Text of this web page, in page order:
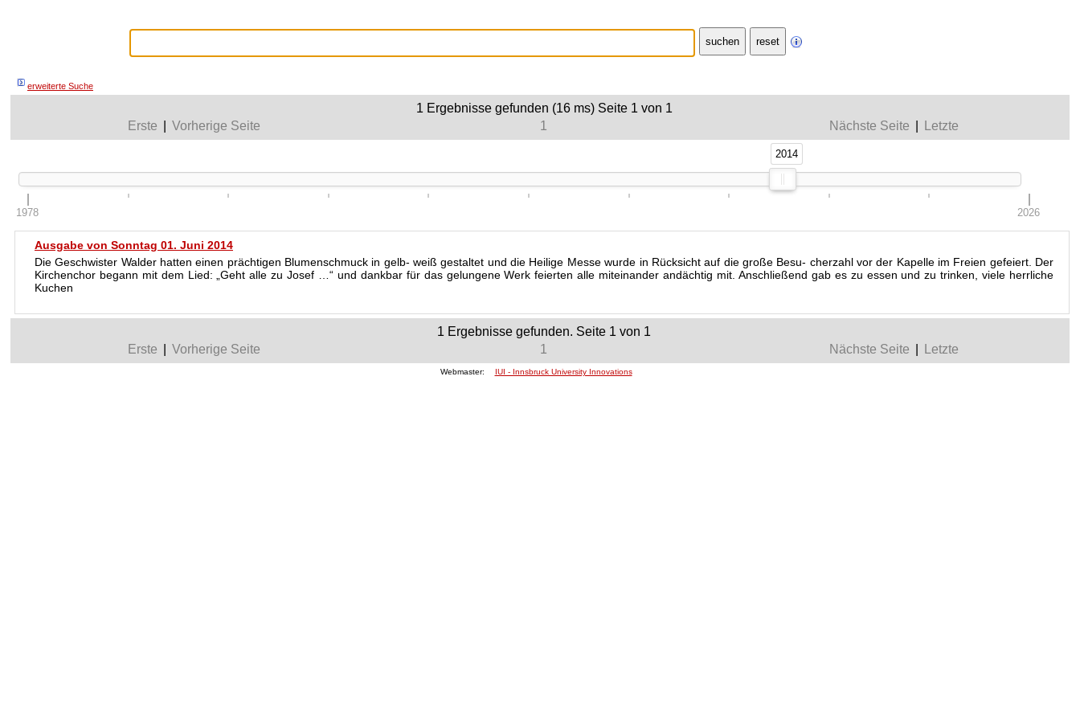
erweiterte Suche
1 Ergebnisse gefunden (16 ms) Seite 1 von 1
Erste
Vorherige Seite 1 Nächste Seite Letzte
2014
2014
1978 2026
Ausgabe von Sonntag 01. Juni 2014
Die Geschwister Walder hatten einen prächtigen Blumenschmuck in gelb- weiß gestaltet und die Heilige Messe wurde in Rücksicht auf die große Besu- cherzahl vor der Kapelle im Freien gefeiert. Der
Kirchenchor begann mit dem Lied: „Geht alle zu Josef …“ und dankbar für das gelungene Werk feierten alle miteinander andächtig mit. Anschließend gab es zu essen und zu trinken, viele herrliche
Kuchen
1 Ergebnisse gefunden. Seite 1 von 1
Erste
Vorherige Seite 1 Nächste Seite Letzte
Webmaster: IUI - Innsbruck University Innovations